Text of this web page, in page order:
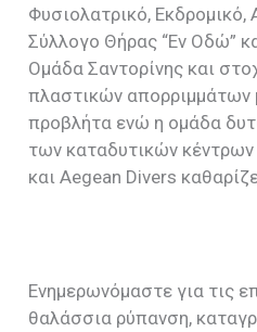
Φυσιολατρικό, Εκδρομικό,
Σύλλογο Θήρας “Εν Οδώ”
Ομάδα Σαντορίνης και
πλαστικών απορριμμάτων
προβλήτα ενώ η ομάδα
των καταδυτικών
και Aegean Divers
Ενημερωνόμαστε για τις
θαλάσσια ρύπανση,